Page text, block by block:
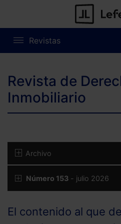
Revistas
Revista de
Inmobiliario
Archivo
Número 153 - julio 2026
El contenido al que